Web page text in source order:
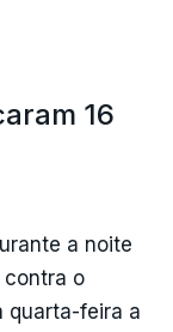
16
a noite
contra o
quarta-feira a